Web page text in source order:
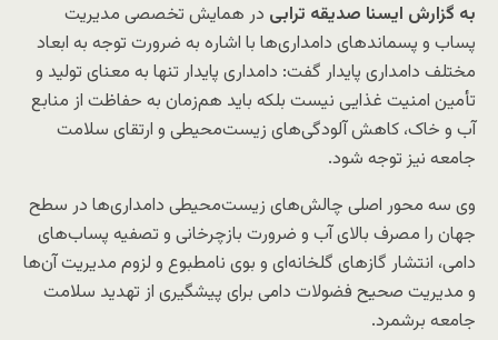
به گزارش ایسنا صدیقه ترابی در همایش تخصصی مدیریت
پساب و پسماندهای دامداری‌ها با اشاره به ضرورت توجه به ابعاد
مختلف دامداری پایدار گفت: دامداری پایدار تنها به معنای تولید و
تأمین امنیت غذایی نیست بلکه باید هم‌زمان به حفاظت از منابع
آب و خاک، کاهش آلودگی‌های زیست‌محیطی و ارتقای سلامت
جامعه نیز توجه شود.
وی سه محور اصلی چالش‌های زیست‌محیطی دامداری‌ها در سطح
جهان را مصرف بالای آب و ضرورت بازچرخانی و تصفیه پساب‌های
دامی، انتشار گازهای گلخانه‌ای و بوی نامطبوع و لزوم مدیریت آن‌ها
و مدیریت صحیح فضولات دامی برای پیشگیری از تهدید سلامت
جامعه برشمرد.